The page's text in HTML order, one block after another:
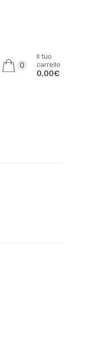
0
Il tuo
carrello
0,00€